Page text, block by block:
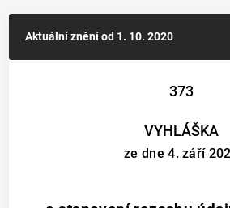
Aktuální zněníod 1. 10. 2020
373
VYHLÁŠKA
ze dne 4. září